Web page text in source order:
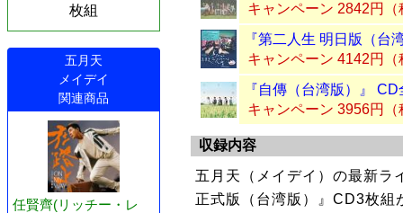
枚組
五月天
メイデイ
関連商品
任賢齊(リッチー・レ
キャンペーン 2842円（
『第二人生 明日版（台
キャンペーン 4142円（
『自傳（台湾版）』
キャンペーン 3956円（
収録内容
五月天（メイデイ）の最新
正式版（台湾版）』CD3枚組